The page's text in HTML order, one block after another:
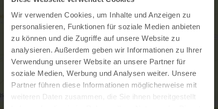
Wir verwenden Cookies, um Inhalte und Anzeigen zu
personalisieren, Funktionen für soziale Medien anbieten
zu können und die Zugriffe auf unsere Website zu
analysieren. Außerdem geben wir Informationen zu Ihrer
Verwendung unserer Website an unsere Partner für
soziale Medien, Werbung und Analysen weiter. Unsere
Partner führen diese Informationen möglicherweise mit
weiteren Daten zusammen, die Sie ihnen bereitgestellt